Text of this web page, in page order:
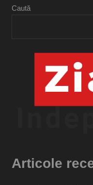
Caută
Articole